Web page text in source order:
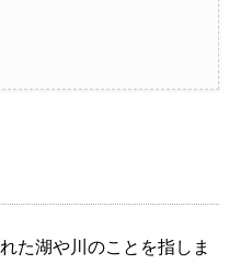
た湖や川のことを指しま